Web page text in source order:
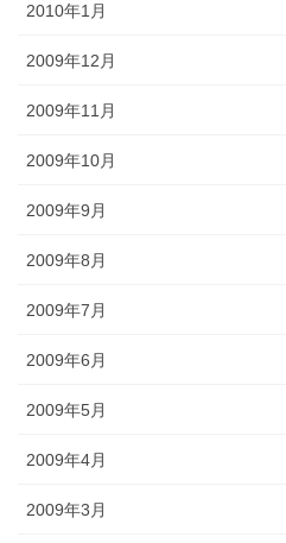
2010年1月
2009年12月
2009年11月
2009年10月
2009年9月
2009年8月
2009年7月
2009年6月
2009年5月
2009年4月
2009年3月